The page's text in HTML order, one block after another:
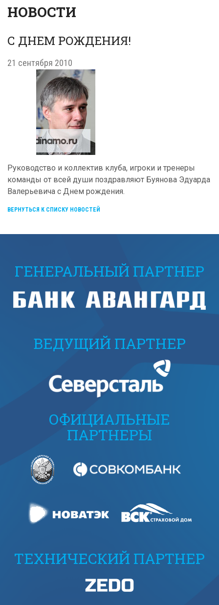
НОВОСТИ
С ДНЕМ РОЖДЕНИЯ!
21 сентября 2010
Руководство и коллектив клуба, игроки и тренеры
команды от всей души поздравляют Буянова Эдуарда
Валерьевича с Днем рождения.
ВЕРНУТЬСЯ К СПИСКУ НОВОСТЕЙ
ГЕНЕРАЛЬНЫЙ ПАРТНЕР
ВЕДУЩИЙ ПАРТНЕР
ОФИЦИАЛЬНЫЕ
ПАРТНЕРЫ
ТЕХНИЧЕСКИЙ ПАРТНЕР